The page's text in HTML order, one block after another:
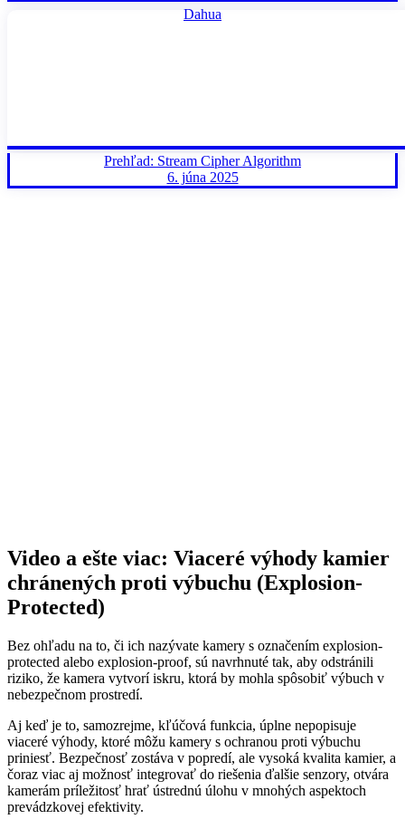
Dahua
Prehľad: Stream Cipher Algorithm
6. júna 2025
Video a ešte viac: Viaceré výhody kamier
chránených proti výbuchu (Explosion-
Protected)
Bez ohľadu na to, či ich nazývate kamery s označením explosion-
protected alebo explosion-proof, sú navrhnuté tak, aby odstránili
riziko, že kamera vytvorí iskru, ktorá by mohla spôsobiť výbuch v
nebezpečnom prostredí.
Aj keď je to, samozrejme, kľúčová funkcia, úplne nepopisuje
viaceré výhody, ktoré môžu kamery s ochranou proti výbuchu
priniesť. Bezpečnosť zostáva v popredí, ale vysoká kvalita kamier, a
čoraz viac aj možnosť integrovať do riešenia ďalšie senzory, otvára
kamerám príležitosť hrať ústrednú úlohu v mnohých aspektoch
prevádzkovej efektivity.